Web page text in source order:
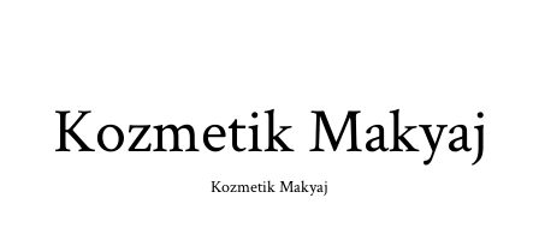
Kozmetik Makyaj
Kozmetik Makyaj